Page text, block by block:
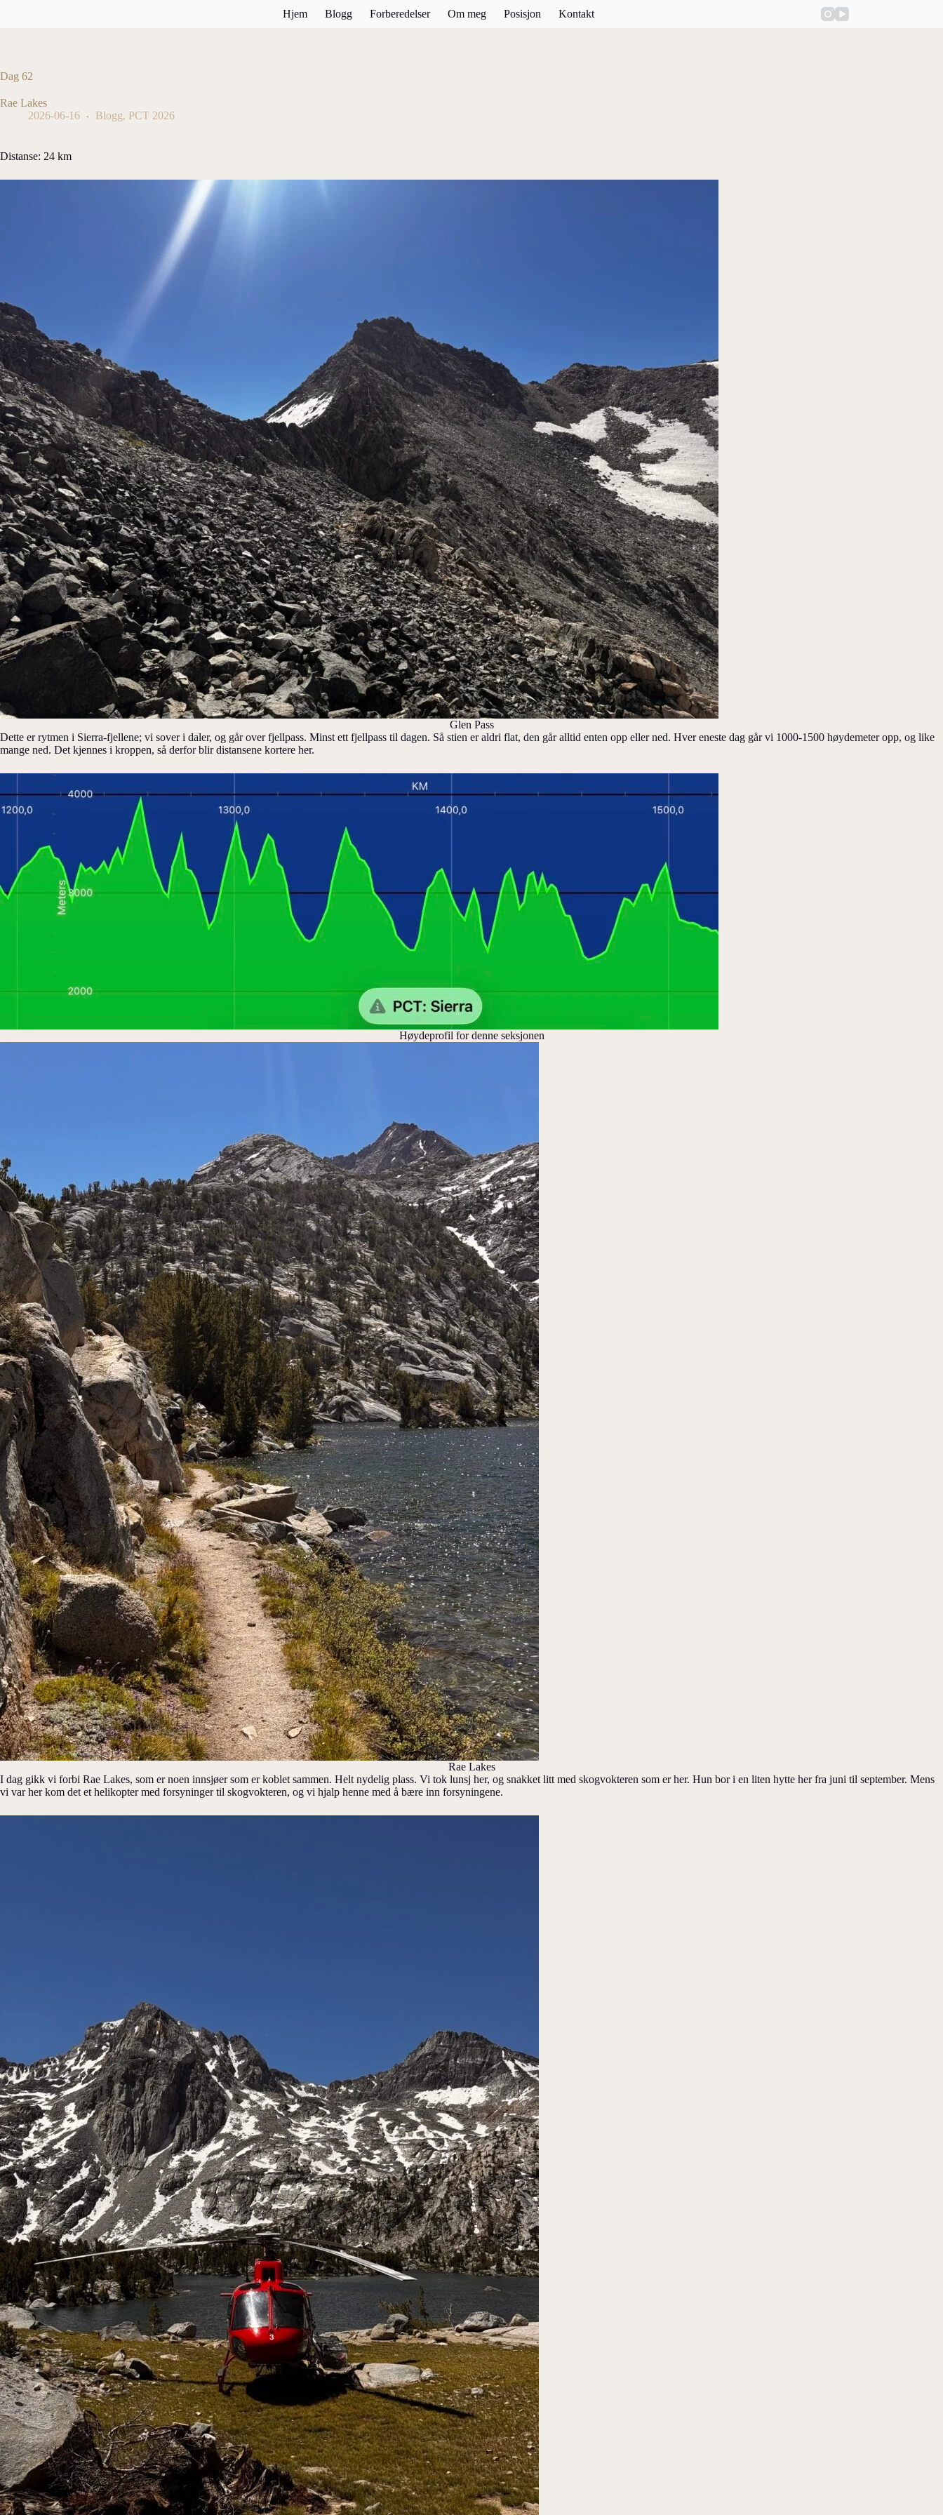
Hjem Blogg Forberedelser Om meg Posisjon Kontakt
Dag 62
Rae Lakes
2026-06-16
Blogg, PCT 2026
Distanse: 24 km
Glen Pass
Dette er rytmen i Sierra-fjellene; vi sover i daler, og går over fjellpass. Minst ett fjellpass til dagen. Så stien er aldri flat, den går alltid enten opp eller ned. Hver eneste dag går vi 1000-1500 høydemeter opp, og like
mange ned. Det kjennes i kroppen, så derfor blir distansene kortere her.
Høydeprofil for denne seksjonen
Rae Lakes
I dag gikk vi forbi Rae Lakes, som er noen innsjøer som er koblet sammen. Helt nydelig plass. Vi tok lunsj her, og snakket litt med skogvokteren som er her. Hun bor i en liten hytte her fra juni til september. Mens
vi var her kom det et helikopter med forsyninger til skogvokteren, og vi hjalp henne med å bære inn forsyningene.